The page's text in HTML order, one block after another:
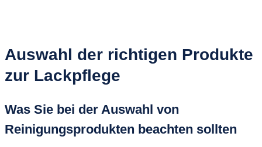
Auswahl der richtigen Produkte
zur Lackpflege
Was Sie bei der Auswahl von
Reinigungsprodukten beachten sollten